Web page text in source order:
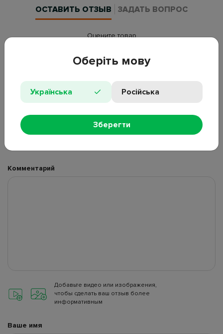
ОСТАВИТЬ ОТЗЫВ ЗАДАТЬ ВОПРОС
Оцените товар
Недостатки
Комментарий
Добавьте видео или изображения,
чтобы сделать ваш отзыв более
информативным
Ваше имя
Оберіть мову
Українська Російська
Зберегти